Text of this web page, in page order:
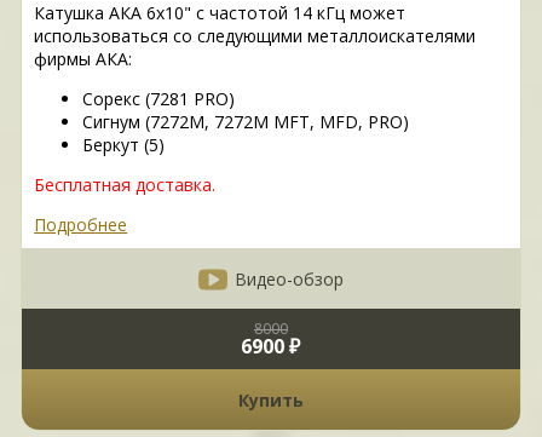
Катушка АКА 6х10" с частотой 14 кГц может
использоваться со следующими металлоискателями
фирмы АКА:
Сорекс (7281 PRO)
Сигнум (7272M, 7272M MFT, MFD, PRO)
Беркут (5)
Бесплатная доставка.
Подробнее
Видео-обзор
8000
6900 ₽
Купить